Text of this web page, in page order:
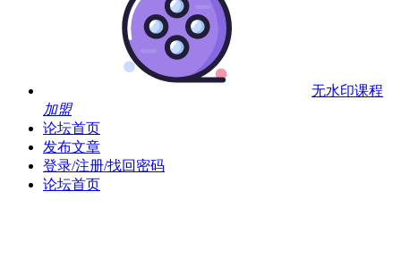
无水印课程
加盟
论坛首页
发布文章
登录/注册/找回密码
论坛首页